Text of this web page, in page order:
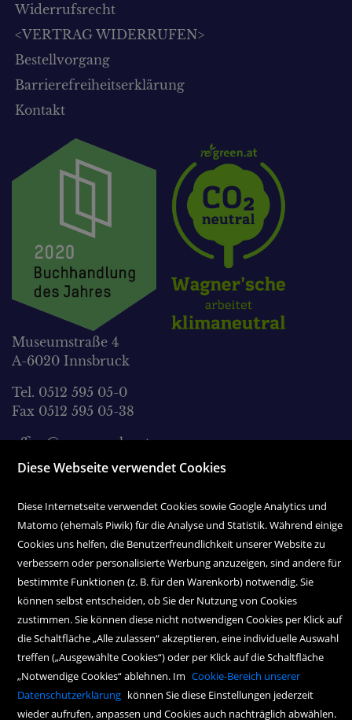
Widerrufsrecht
<VERTRAG WIDERRUFEN>
Bestellvorgang
Barrierefreiheitserklärung
Kontakt
Museumstraße 4
A-6020 Innsbruck
Tel. 0512 595 05-0
Fax 0512 595 05-38
office@wagnersche.at
Montag bis Freitag:
Samstag:
9.00 Uhr bis 17.00 Uhr
Diese Webseite verwendet Cookies
Diese Internetseite verwendet Cookies sowie Google Analytics und
Matomo (ehemals Piwik) für die Analyse und Statistik. Während einige
Cookies uns helfen, die Benutzerfreundlichkeit unserer Website zu
verbessern oder personalisierte Werbung anzuzeigen, sind andere für
bestimmte Funktionen (z. B. für den Warenkorb) notwendig. Sie
können selbst entscheiden, ob Sie der Nutzung von Cookies
zustimmen. Sie können diese nicht notwendigen Cookies per Klick auf
die Schaltfläche „Alle zulassen“ akzeptieren, eine individuelle Auswahl
treffen („Ausgewählte Cookies“) oder per Klick auf die Schaltfläche
„Notwendige Cookies“ ablehnen. Im Cookie-Bereich unserer
Datenschutzerklärung können Sie diese Einstellungen jederzeit
wieder aufrufen, anpassen und Cookies auch nachträglich abwählen.